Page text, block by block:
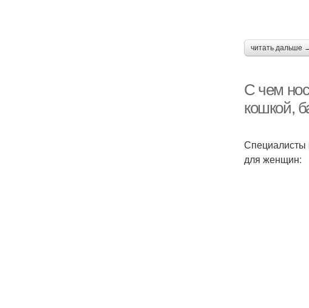
читать дальше
С чем
кошкой,
Специалисты
для женщин: